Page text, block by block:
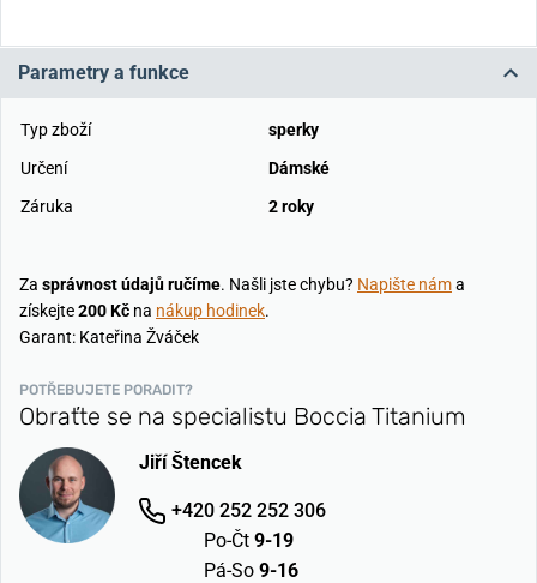
Parametry a funkce
Typ zboží
sperky
Určení
Dámské
Záruka
2 roky
Za správnost údajů ručíme. Našli jste chybu? Napište náma
získejte200 Kč na nákup hodinek.
Garant: Kateřina Žváček
POTŘEBUJETE PORADIT?
Obraťte se na specialistu Boccia Titanium
Jiří Štencek
+420 252 252 306
Po-Čt 9-19
Pá-So 9-16